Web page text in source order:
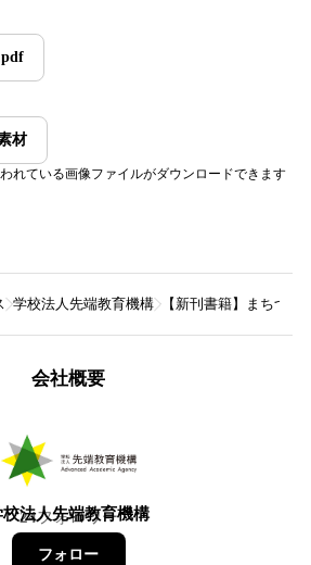
pdf
材
れている画像ファイルがダウンロードできます
学校法人先端教育機構 【新刊書籍】まちづ
会社概要
校法人先端教育機構
24フォロワー
フォロー